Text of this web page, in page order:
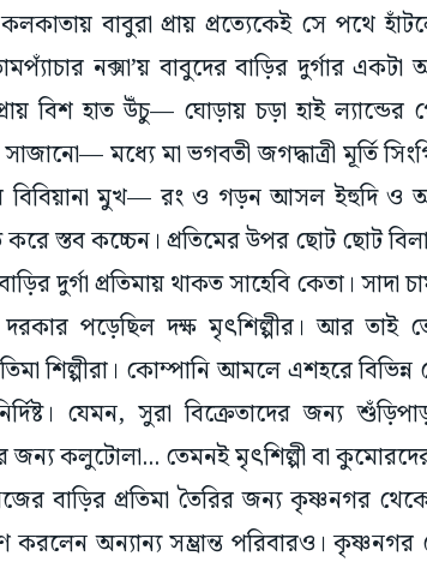
নক্সা’য় বাবুদের বাড়ির দুর্গার একটা
প্রায় বিশ হাত উঁচু— ঘোড়ায় চড়া হাই ল্যান্ডের
মধ্যে মা ভগবতী জগদ্ধাত্রী মূর্তি
মুখ— রং ও গড়ন আসল ইহুদি ও
করে স্তব কচ্চেন। প্রতিমের উপর ছোট ছোট
দুর্গা প্রতিমায় থাকত সাহেবি কেতা। সাদা
দরকার পড়েছিল দক্ষ মৃৎশিল্পীর। আর তাই
শিল্পীরা। কোম্পানি আমলে এশহরে
যেমন, সুরা বিক্রেতাদের জন্য
জন্য কলুটোলা... তেমনই মৃৎশিল্পী বা
বাড়ির প্রতিমা তৈরির জন্য কৃষ্ণনগর
অন্যান্য সম্ভ্রান্ত পরিবারও।
আশায়। সকলে মিলে একটু একটু করে গড়ে